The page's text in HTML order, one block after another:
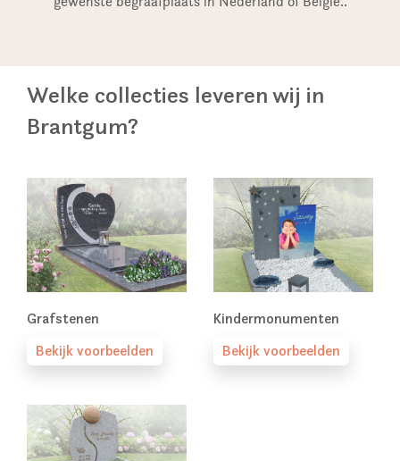
Welke collecties leveren wij in
Brantgum?
Grafstenen
Bekijk voorbeelden
Kindermonumenten
Bekijk voorbeelden